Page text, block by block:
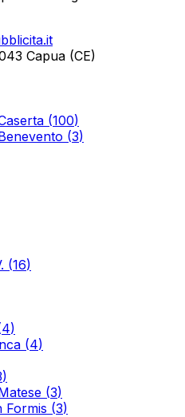
Capua (CE)
(100)
(3)
(16)
4)
(4)
)
(3)
Formis (3)